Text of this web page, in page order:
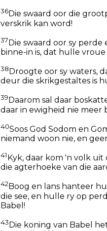
36Die swaard oor die
verskrik kan word!
37Die swaard oor sy
binne-in is, dat hulle
38 Droogte oor sy waters,
deur die skrikgestaltes is
39 Daarom sal daar
daar in ewigheid nie meer
40Soos God Sodom en
niemand woon nie, en
41 Kyk, daar kom 'n volk
die agterhoeke van die
42Boog en lans hanteer
die see, en hulle ry op
Babel!
43Die koning van Babel